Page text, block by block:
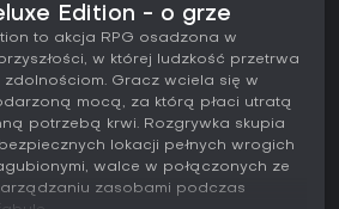
Edition - o grze
to akcja RPG osadzona w
w której ludzkość przetrwa
zdolnościom. Gracz wciela się w
mocą, za którą płaci utratą
potrzebą krwi. Rozgrywka skupia
lokacji pełnych wrogich
walce w połączonych ze
zasobami podczas